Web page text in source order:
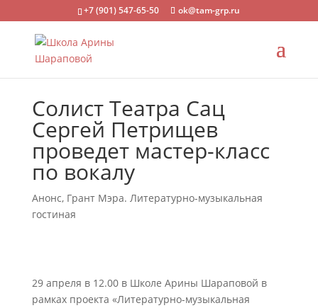
+7 (901) 547-65-50 ok@tam-grp.ru
Солист Театра Сац
Сергей Петрищев
проведет мастер-класс
по вокалу
Анонс, Грант Мэра. Литературно-музыкальная
гостиная
29 апреля в 12.00 в Школе Арины Шараповой в
рамках проекта «Литературно-музыкальная